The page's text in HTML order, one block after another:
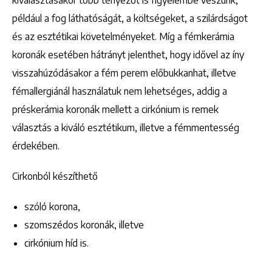
például a fog láthatóságát, a költségeket, a szilárdságot
és az esztétikai követelményeket. Míg a fémkerámia
koronák esetében hátrányt jelenthet, hogy idővel az íny
visszahúzódásakor a fém perem előbukkanhat, illetve
fémallergiánál használatuk nem lehetséges, addig a
préskerámia koronák mellett a cirkónium is remek
választás a kiváló esztétikum, illetve a fémmentesség
érdekében.
Cirkonból készíthető
szóló korona,
szomszédos koronák, illetve
cirkónium híd is.